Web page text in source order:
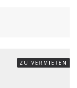
ZU VERMIETEN